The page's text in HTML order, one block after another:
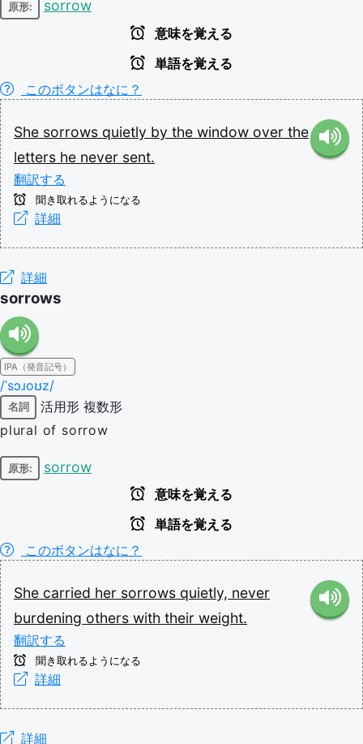
原形: sorrow
意味を覚える
単語を覚える
このボタンはなに？
She sorrows quietly by the window over the
letters he never sent.
翻訳する
聞き取れるようになる
詳細
詳細
sorrows
IPA（発音記号）
/ˈsɔɹoʊz/
名詞 活用形 複数形
plural of sorrow
原形: sorrow
意味を覚える
単語を覚える
このボタンはなに？
She carried her sorrows quietly, never
burdening others with their weight.
翻訳する
聞き取れるようになる
詳細
詳細